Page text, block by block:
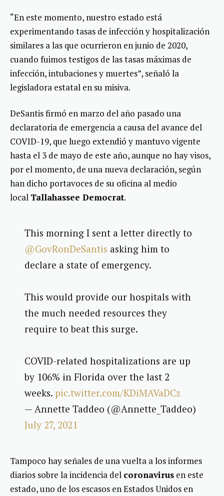
“En este momento, nuestro estado está
experimentando tasas de infección y hospitalización
similares a las que ocurrieron en junio de 2020,
cuando fuimos testigos de las tasas máximas de
infección, intubaciones y muertes”, señaló la
legisladora estatal en su misiva.
DeSantis firmó en marzo del año pasado una
declaratoria de emergencia a causa del avance del
COVID-19, que luego extendió y mantuvo vigente
hasta el 3 de mayo de este año, aunque no hay visos,
por el momento, de una nueva declaración, según
han dicho portavoces de su oficina al medio
local Tallahassee Democrat.
This morning I sent a letter directly to
@GovRonDeSantis asking him to
declare a state of emergency.
This would provide our hospitals with
the much needed resources they
require to beat this surge.
COVID-related hospitalizations are up
by 106% in Florida over the last 2
weeks. pic.twitter.com/KDiMAVaDCz
— Annette Taddeo (@Annette_Taddeo)
July 27, 2021
Tampoco hay señales de una vuelta a los informes
diarios sobre la incidencia del coronavirus en este
estado, uno de los escasos en Estados Unidos en